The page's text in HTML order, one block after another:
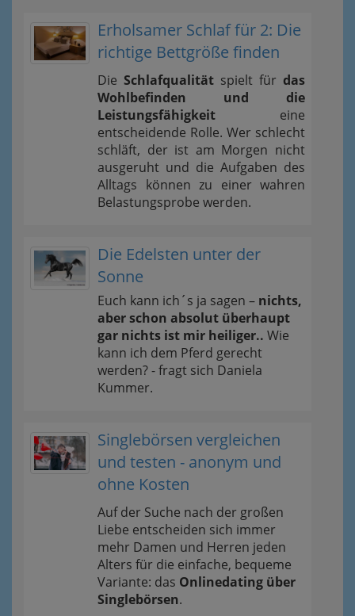
Erholsamer Schlaf für 2: Die
richtige Bettgröße finden
Die Schlafqualität spielt für das
Wohlbefinden und die
Leistungsfähigkeit eine
entscheidende Rolle. Wer schlecht
schläft, der ist am Morgen nicht
ausgeruht und die Aufgaben des
Alltags können zu einer wahren
Belastungsprobe werden.
Die Edelsten unter der
Sonne
Euch kann ich´s ja sagen – nichts,
aber schon absolut überhaupt
gar nichts ist mir heiliger.. Wie
kann ich dem Pferd gerecht
werden? - fragt sich Daniela
Kummer.
Singlebörsen vergleichen
und testen - anonym und
ohne Kosten
Auf der Suche nach der großen
Liebe entscheiden sich immer
mehr Damen und Herren jeden
Alters für die einfache, bequeme
Variante: das Onlinedating über
Singlebörsen.